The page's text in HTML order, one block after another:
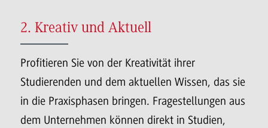
2. Kreativ und Aktuell
Profitieren Sie von der Kreativität ihrer
Studierenden und dem aktuellen Wissen, das sie
in die Praxisphasen bringen. Fragestellungen aus
dem Unternehmen können direkt in Studien,